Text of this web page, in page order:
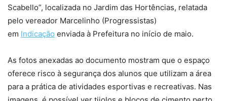
Scabello”, localizada no Jardim das Hortências, relatada
pelo vereador Marcelinho (Progressistas)
em Indicação enviada à Prefeitura no início de maio.
As fotos anexadas ao documento mostram que o espaço
oferece risco à segurança dos alunos que utilizam a área
para a prática de atividades esportivas e recreativas. Nas